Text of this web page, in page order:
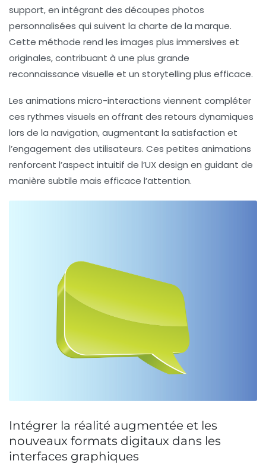
support, en intégrant des découpes photos
personnalisées qui suivent la charte de la marque.
Cette méthode rend les images plus immersives et
originales, contribuant à une plus grande
reconnaissance visuelle et un storytelling plus efficace.
Les animations micro-interactions viennent compléter
ces rythmes visuels en offrant des retours dynamiques
lors de la navigation, augmentant la satisfaction et
l’engagement des utilisateurs. Ces petites animations
renforcent l’aspect intuitif de l’UX design en guidant de
manière subtile mais efficace l’attention.
Intégrer la réalité augmentée et les
nouveaux formats digitaux dans les
interfaces graphiques